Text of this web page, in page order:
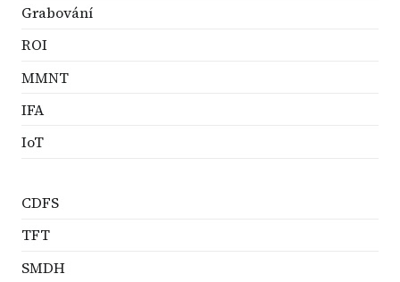
Grabování
ROI
MMNT
IFA
IoT
CDFS
TFT
SMDH